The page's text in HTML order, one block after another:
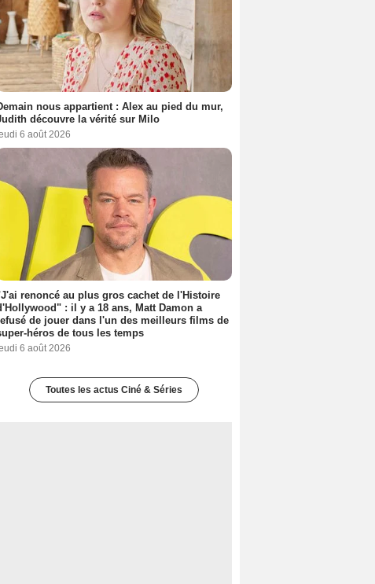
nous appartient : Alex au pied du mur,
découvre la vérité sur Milo
6 août 2026
renoncé au plus gros cachet de l'Histoire
: il y a 18 ans, Matt Damon a
de jouer dans l'un des meilleurs films de
héros de tous les temps
6 août 2026
Toutes les actus Ciné & Séries